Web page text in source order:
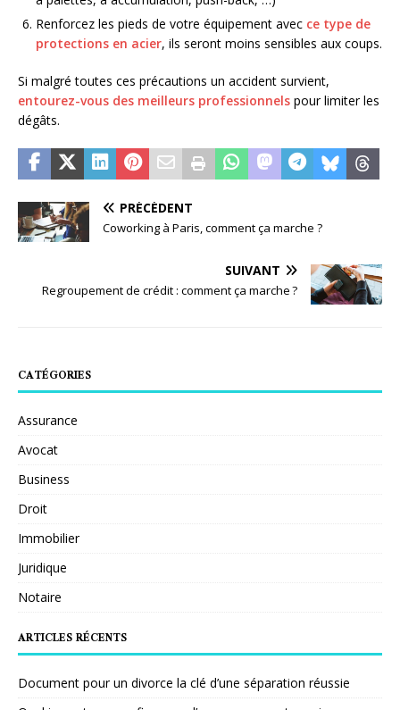
Renforcez les pieds de votre équipement avec ce type de
protections en acier, ils seront moins sensibles aux coups.
Si malgré toutes ces précautions un accident survient,
entourez-vous des meilleurs professionnels pour limiter les
dégâts.
PRÉCÉDENT
Coworking à Paris, comment ça marche ?
SUIVANT
Regroupement de crédit : comment ça marche ?
CATÉGORIES
Assurance
Avocat
Business
Droit
Immobilier
Juridique
Notaire
ARTICLES RÉCENTS
Document pour un divorce la clé d’une séparation réussie